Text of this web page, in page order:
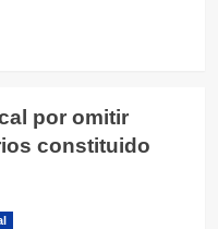
por omitir
constituido